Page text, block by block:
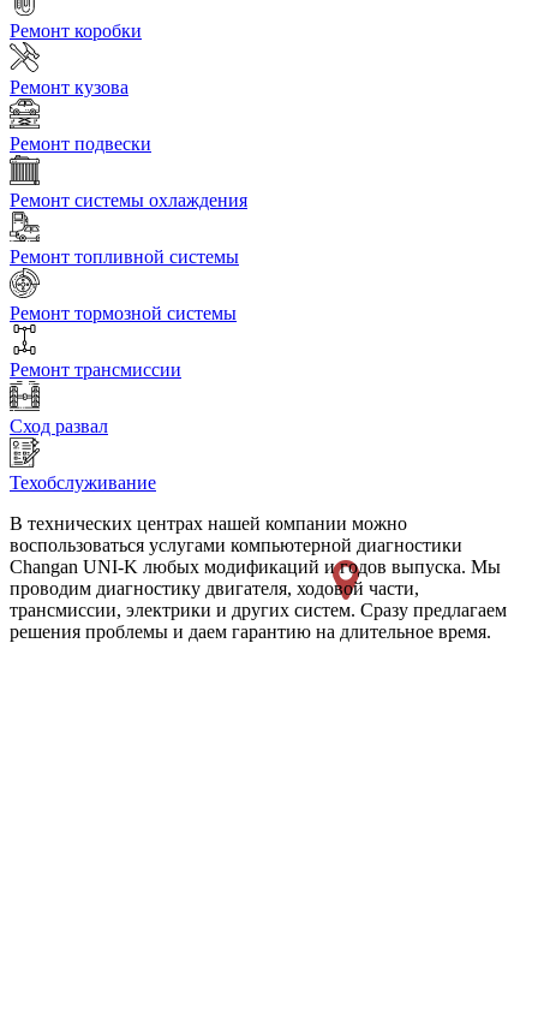
Ремонт коробки
Ремонт кузова
Ремонт подвески
Ремонт системы охлаждения
Ремонт топливной системы
Ремонт тормозной системы
Ремонт трансмиссии
Сход развал
Техобслуживание
В технических центрах нашей компании можно
воспользоваться услугами компьютерной диагностики
Changan UNI-K любых модификаций и годов выпуска. Мы
проводим диагностику двигателя, ходовой части,
трансмиссии, электрики и других систем. Сразу предлагаем
решения проблемы и даем гарантию на длительное время.